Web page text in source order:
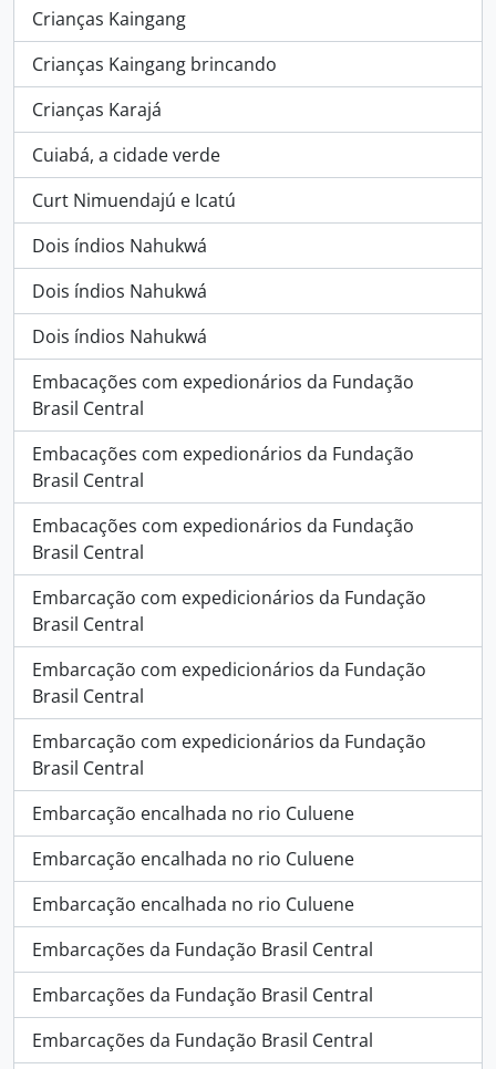
Crianças Kaingang
Crianças Kaingang brincando
Crianças Karajá
Cuiabá, a cidade verde
Curt Nimuendajú e Icatú
Dois índios Nahukwá
Dois índios Nahukwá
Dois índios Nahukwá
Embacações com expedionários da Fundação
Brasil Central
Embacações com expedionários da Fundação
Brasil Central
Embacações com expedionários da Fundação
Brasil Central
Embarcação com expedicionários da Fundação
Brasil Central
Embarcação com expedicionários da Fundação
Brasil Central
Embarcação com expedicionários da Fundação
Brasil Central
Embarcação encalhada no rio Culuene
Embarcação encalhada no rio Culuene
Embarcação encalhada no rio Culuene
Embarcações da Fundação Brasil Central
Embarcações da Fundação Brasil Central
Embarcações da Fundação Brasil Central